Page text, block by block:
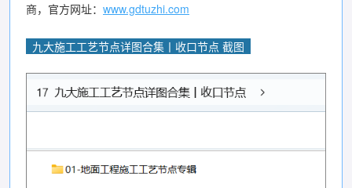
商，官方网址： www.gdtuzhi.com
九大施工工艺节点详图合集丨收口节点 截图